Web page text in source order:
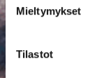
Mieltymykset
Tilastot